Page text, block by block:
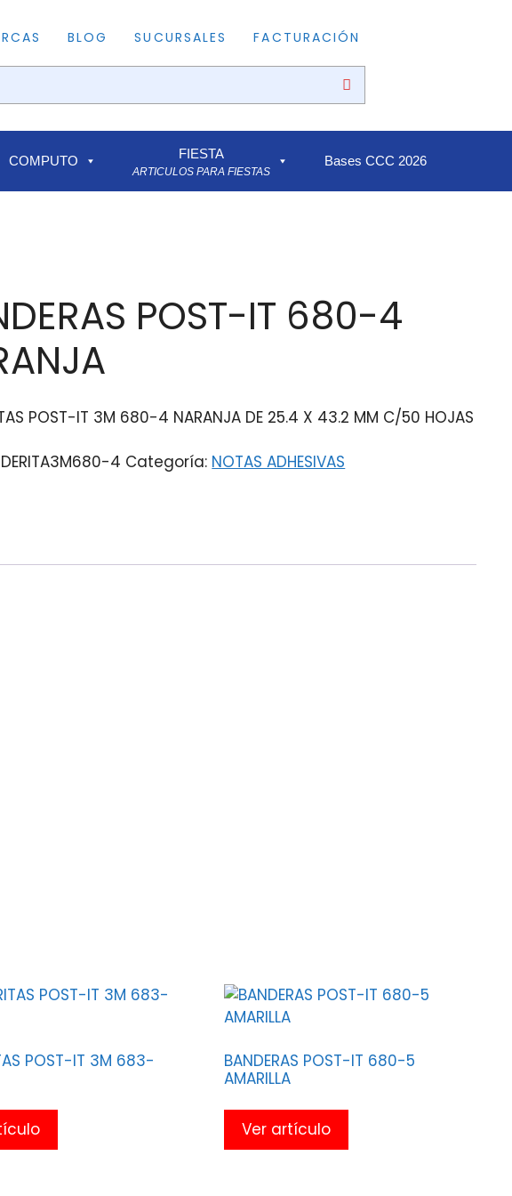
BLOG SUCURSALES FACTURACIÓN
COMPUTO FIESTA
ARTICULOS PARA FIESTAS
Bases CCC 2026
POST-IT 680-4
POST-IT 3M 680-4 NARANJA DE 25.4 X 43.2 MM C/50 HOJAS
4 Categoría: NOTAS ADHESIVAS
POST-IT 3M 683-
BANDERAS POST-IT 680-5
AMARILLA
Ver artículo